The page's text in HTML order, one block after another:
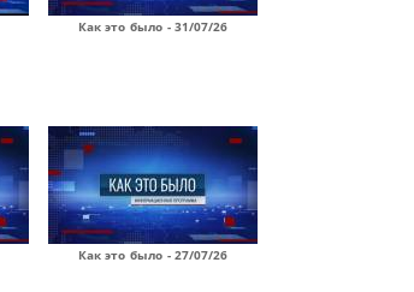
Как это было - 31/07/26
Как это было - 27/07/26